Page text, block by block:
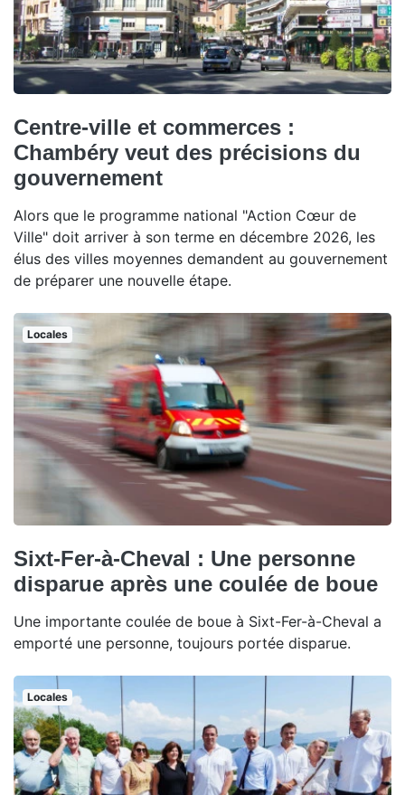
Centre-ville et commerces :
Chambéry veut des précisions du
gouvernement
Alors que le programme national "Action Cœur de
Ville" doit arriver à son terme en décembre 2026, les
élus des villes moyennes demandent au gouvernement
de préparer une nouvelle étape.
Locales
Sixt-Fer-à-Cheval : Une personne
disparue après une coulée de boue
Une importante coulée de boue à Sixt-Fer-à-Cheval a
emporté une personne, toujours portée disparue.
Locales